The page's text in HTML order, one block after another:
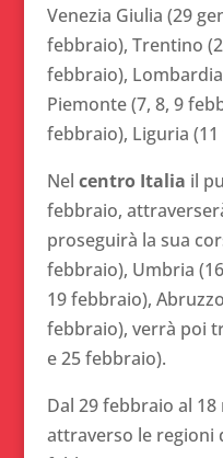
Venezia Giulia (29
febbraio), Trentino
febbraio),
Piemonte (7, 8, 9
febbraio), Liguria
Nel centro Italia il
febbraio,
proseguirà la sua
febbraio), Umbria
19 febbraio),
febbraio), verrà poi
e 25 febbraio).
Dal 29 febbraio al
attraverso le regioni